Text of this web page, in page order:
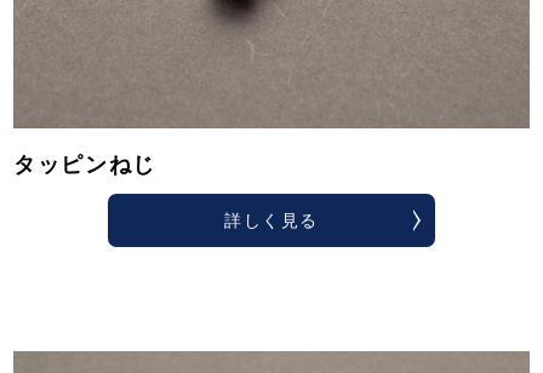
タッピンねじ
詳しく見る